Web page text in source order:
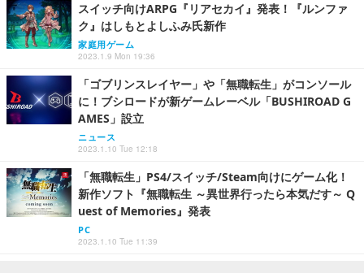
スイッチ向けARPG『リアセカイ』発表！『ルンファ
ク』はしもとよしふみ氏新作
家庭用ゲーム
2023.1.9 Mon 19:36
「ゴブリンスレイヤー」や「無職転生」がコンソール
に！ブシロードが新ゲームレーベル「BUSHIROAD G
AMES」設立
ニュース
2023.1.10 Tue 12:18
「無職転生」PS4/スイッチ/Steam向けにゲーム化！
新作ソフト『無職転生 ～異世界行ったら本気だす～ Q
uest of Memories』発表
PC
2023.1.10 Tue 11:39